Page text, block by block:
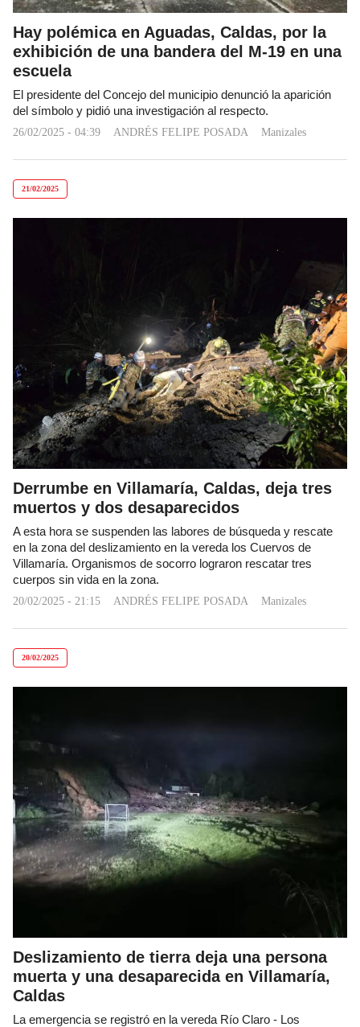
Hay polémica en Aguadas, Caldas, por la
exhibición de una bandera del M-19 en una
escuela
El presidente del Concejo del municipio denunció la aparición
del símbolo y pidió una investigación al respecto.
26/02/2025 - 04:39 ANDRÉS FELIPE POSADA Manizales
21/02/2025
Derrumbe en Villamaría, Caldas, deja tres
muertos y dos desaparecidos
A esta hora se suspenden las labores de búsqueda y rescate
en la zona del deslizamiento en la vereda los Cuervos de
Villamaría. Organismos de socorro lograron rescatar tres
cuerpos sin vida en la zona.
20/02/2025 - 21:15 ANDRÉS FELIPE POSADA Manizales
20/02/2025
Deslizamiento de tierra deja una persona
muerta y una desaparecida en Villamaría,
Caldas
La emergencia se registró en la vereda Río Claro - Los